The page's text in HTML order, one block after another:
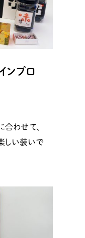
ンプロ
合わせて、
しい装いで